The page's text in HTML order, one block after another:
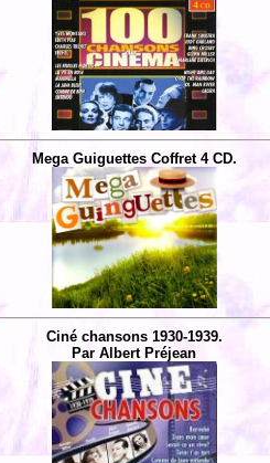
Mega Guiguettes Coffret 4 CD.
Ciné chansons 1930-1939.
Par Albert Préjean